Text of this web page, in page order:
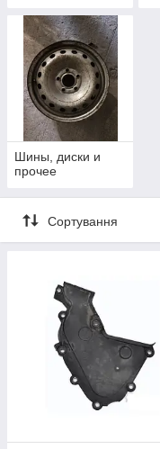
Шины, диски и
прочее
Сортування